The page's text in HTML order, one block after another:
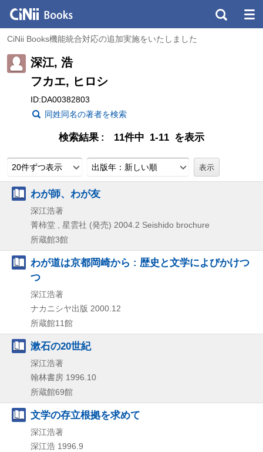
CiNii Books機能統合対応の追加実施をいたしました
深江, 浩
フカエ, ヒロシ
ID:DA00382803
同姓同名の著者を検索
検索結果 11件中 1-11 を表示
20件ずつ表示 出版年：新しい順
わが師、わが友
深江浩著
菁柿堂 , 星雲社 (発売) 2004.2 Seishido brochure
所蔵館3館
わが道は京都岡崎から : 歴史と文学によびかけつ
つ
深江浩著
ナカニシヤ出版 2000.12
所蔵館11館
漱石の20世紀
深江浩著
翰林書房 1996.10
所蔵館69館
文学の存立根拠を求めて
深江浩著
深江浩 1996.9